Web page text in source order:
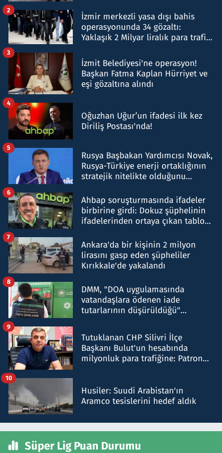
İzmir merkezli yasa dışı bahis
operasyonunda 34 gözaltı:
Yaklaşık 2 Milyar liralık para trafiği
2
İzmit Belediyesi'ne operasyon!
Başkan Fatma Kaplan Hürriyet ve
eşi gözaltına alındı
3
Oğuzhan Uğur’un ifadesi ilk kez
Diriliş Postası'nda!
4
Rusya Başbakan Yardımcısı Novak,
Rusya-Türkiye enerji ortaklığının
stratejik nitelikte olduğunu
5
Ahbap soruşturmasında ifadeler
birbirine girdi: Dokuz şüphelinin
ifadelerinden ortaya çıkan tablo
6
Ankara'da bir kişinin 2 milyon
lirasını gasp eden şüpheliler
Kırıkkale'de yakalandı
7
DMM, "DOA uygulamasında
vatandaşlara ödenen iade
tutarlarının düşürüldüğü"
8
Tutuklanan CHP Silivri İlçe
Başkanı Bulut'un hesabında
milyonluk para trafiğine: Patron
9
Husiler: Suudi Arabistan'ın
Aramco tesislerini hedef aldık
10
Süper Lig Puan Durumu